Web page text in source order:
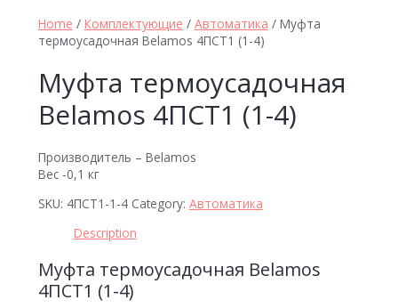
Home / Комплектующие / Автоматика / Муфта
термоусадочная Belamos 4ПСТ1 (1-4)
Муфта термоусадочная
Belamos 4ПСТ1 (1-4)
Производитель – Belamos
Вес -0,1 кг
SKU: 4ПСТ1-1-4 Category: Автоматика
Description
Муфта термоусадочная Belamos
4ПСТ1 (1-4)